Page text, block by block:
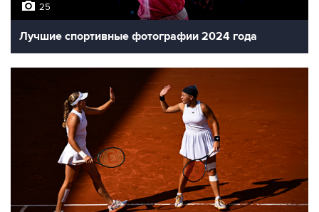
25
Лучшие спортивные фотографии 2024 года